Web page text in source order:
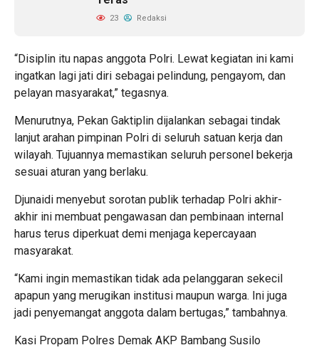
23 Redaksi
“Disiplin itu napas anggota Polri. Lewat kegiatan ini kami
ingatkan lagi jati diri sebagai pelindung, pengayom, dan
pelayan masyarakat,” tegasnya.
Menurutnya, Pekan Gaktiplin dijalankan sebagai tindak
lanjut arahan pimpinan Polri di seluruh satuan kerja dan
wilayah. Tujuannya memastikan seluruh personel bekerja
sesuai aturan yang berlaku.
Djunaidi menyebut sorotan publik terhadap Polri akhir-
akhir ini membuat pengawasan dan pembinaan internal
harus terus diperkuat demi menjaga kepercayaan
masyarakat.
“Kami ingin memastikan tidak ada pelanggaran sekecil
apapun yang merugikan institusi maupun warga. Ini juga
jadi penyemangat anggota dalam bertugas,” tambahnya.
Kasi Propam Polres Demak AKP Bambang Susilo